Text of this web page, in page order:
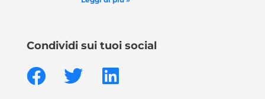
Condividi sui tuoi social